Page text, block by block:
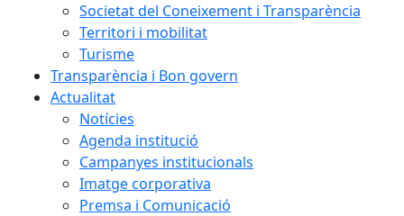
Societat del Coneixement i Transparència
Territori i mobilitat
Turisme
Transparència i Bon govern
Actualitat
Notícies
Agenda institució
Campanyes institucionals
Imatge corporativa
Premsa i Comunicació